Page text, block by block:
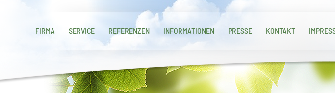
FIRMA SERVICE REFERENZEN INFORMATIONEN PRESSE KONTAKT